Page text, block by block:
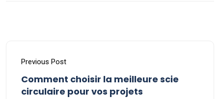
Previous Post
Comment choisir la meilleure scie
circulaire pour vos projets